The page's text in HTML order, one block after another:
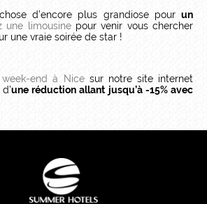
d’encore plus grandiose pour un
une limousinepour venir vous chercher
une vraie soirée de star !
week-end à Nicesur notre site internet
une réduction allant jusqu’à -15% avec